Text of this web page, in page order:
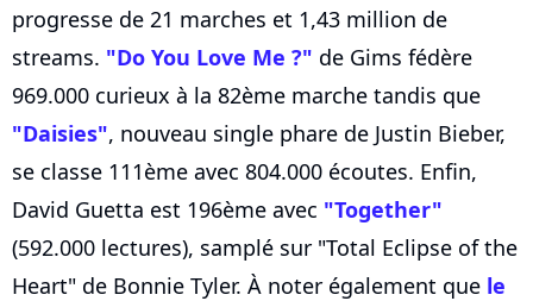
progresse de 21 marches et 1,43 million de
streams. "Do You Love Me ?" de Gims fédère
969.000 curieux à la 82ème marche tandis que
"Daisies", nouveau single phare de Justin Bieber,
se classe 111ème avec 804.000 écoutes. Enfin,
David Guetta est 196ème avec "Together"
(592.000 lectures), samplé sur "Total Eclipse of the
Heart" de Bonnie Tyler. À noter également que le